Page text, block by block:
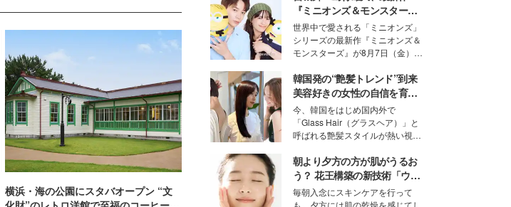
横浜・海の公園にスタバオープン “文
『ミニオンズ＆モンスター
ズ』の魅力熱弁 ハチャメチャ
だけじゃない“友情と絆”に感
動
世界中で愛される「ミニオンズ」
シリーズの最新作『ミニオンズ＆
モンスターズ』が8月7日（金）に
ニオン好き”という共通点を持つモ
デルの宮城舞と島村雄大の特別対
談をお届け！それぞれの視点か
ら、今作ならではの魅力や予想外
の感動をもたらす奥深いストーリ
ーについて熱く語り合ってもらっ
た。
韓国発の“艶髪トレンド”到来
美容好きの女性の自信を育む
「ヘアケア事情」って？
今、韓国をはじめ国内外で
「Glass Hair（グラスヘア）」と
呼ばれる艶髪スタイルが熱い視線
ションの完成度を高めるベースと
して、“髪そのものの美しさ”に改
めて注目する人が増えている様
子。今回は、そんな憧れの艶やか
朝より夕方の方が肌がうるお
う？ 花王構築の新技術「ウォ
ーターキャプチャリングスキ
ン（捕水肌）」がスキンケア
毎朝入念にスキンケアを行って
も、夕方には肌の乾燥を感じてし